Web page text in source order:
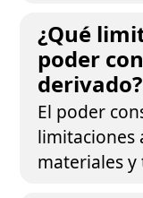
¿Qué
poder
derivado?
El poder
limitaciones
materiales